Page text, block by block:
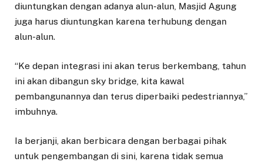
diuntungkan dengan adanya alun-alun, Masjid Agung
juga harus diuntungkan karena terhubung dengan
alun-alun.
“Ke depan integrasi ini akan terus berkembang, tahun
ini akan dibangun sky bridge, kita kawal
pembangunannya dan terus diperbaiki pedestriannya,”
imbuhnya.
Ia berjanji, akan berbicara dengan berbagai pihak
untuk pengembangan di sini, karena tidak semua